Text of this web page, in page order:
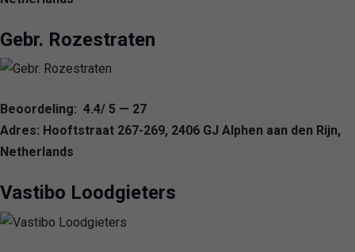
Gebr. Rozestraten
Beoordeling: 4.4/ 5 — 27
Adres: Hooftstraat 267-269, 2406 GJ Alphen aan den Rijn,
Netherlands
Vastibo Loodgieters